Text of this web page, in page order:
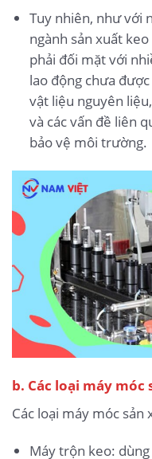
Tuy nhiên, như với
ngành sản xuất
phải đối mặt với
lao động chưa
vật liệu nguyên
và các vấn đề liên
bảo vệ môi trường.
b. Các loại máy móc
Các loại máy móc sản
Máy trộn keo: